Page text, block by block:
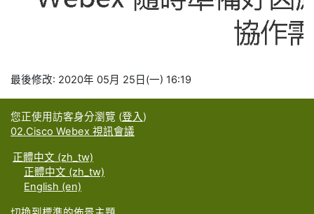
最後修改: 2020年 05月 25日(一) 16:19
您正使用訪客身分瀏覽 (登入)
02.Cisco Webex 視訊會議
正體中文 ‎(zh_tw)‎
正體中文 ‎(zh_tw)‎
English ‎(en)‎